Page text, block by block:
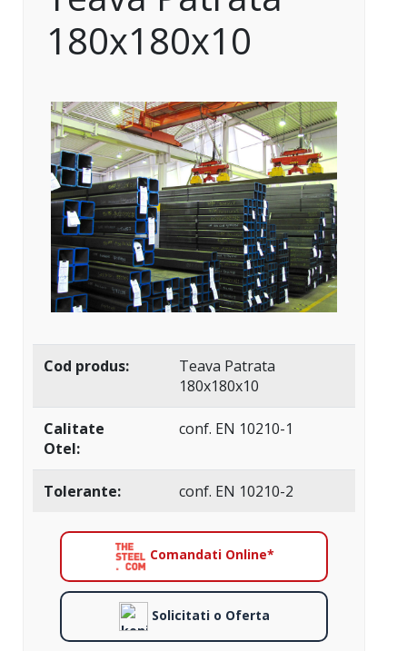
180x180x10
Cod produs:
Teava Patrata
180x180x10
Calitate
Otel:
conf. EN 10210-1
Tolerante: conf. EN 10210-2
Comandati Online*
Solicitati o Oferta